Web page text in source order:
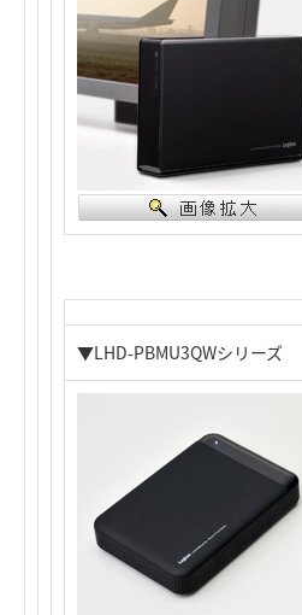
▼LHD-PBMU3QWシリーズ